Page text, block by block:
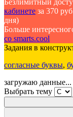
кабинете за 370
дня)
Больше
со smarts.cool
Задания в
согласные буквы,
загружаю данные...
Выбрать тему